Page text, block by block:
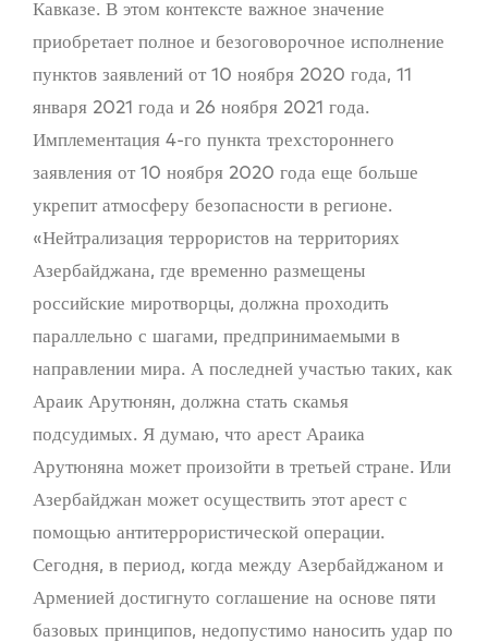
Кавказе. В этом контексте важное значение
приобретает полное и безоговорочное исполнение
пунктов заявлений от 10 ноября 2020 года, 11
января 2021 года и 26 ноября 2021 года.
Имплементация 4-го пункта трехстороннего
заявления от 10 ноября 2020 года еще больше
укрепит атмосферу безопасности в регионе.
«Нейтрализация террористов на территориях
Азербайджана, где временно размещены
российские миротворцы, должна проходить
параллельно с шагами, предпринимаемыми в
направлении мира. А последней участью таких, как
Араик Арутюнян, должна стать скамья
подсудимых. Я думаю, что арест Араика
Арутюняна может произойти в третьей стране. Или
Азербайджан может осуществить этот арест с
помощью антитеррористической операции.
Сегодня, в период, когда между Азербайджаном и
Арменией достигнуто соглашение на основе пяти
базовых принципов, недопустимо наносить удар по